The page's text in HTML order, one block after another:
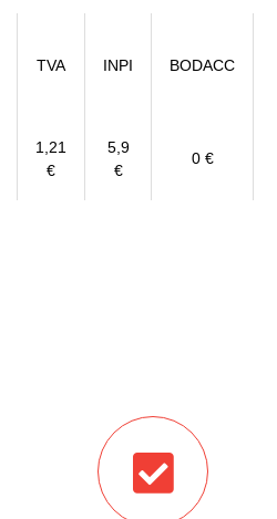
TVA INPI BODACC
1,21
€
5,9
€
0 €